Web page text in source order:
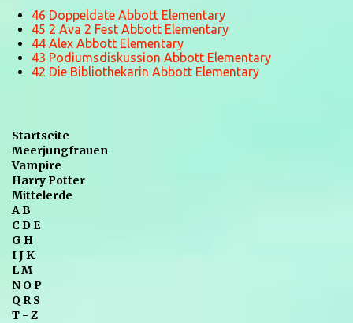
46 Doppeldate Abbott Elementary
45 2 Ava 2 Fest Abbott Elementary
44 Alex Abbott Elementary
43 Podiumsdiskussion Abbott Elementary
42 Die Bibliothekarin Abbott Elementary
Startseite
Meerjungfrauen
Vampire
Harry Potter
Mittelerde
A B
C D E
G H
I J K
L M
N O P
Q R S
T - Z